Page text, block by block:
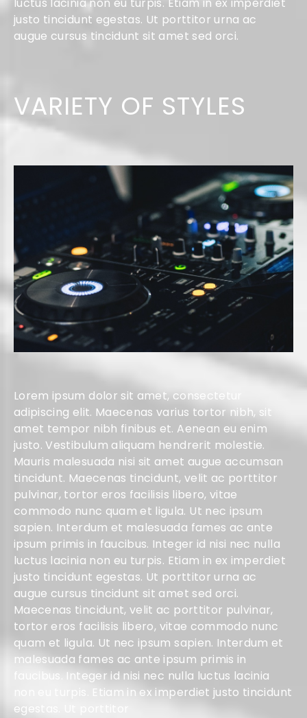
luctus lacinia non eu turpis. Etiam in ex imperdiet
justo tincidunt egestas. Ut porttitor urna ac
augue cursus tincidunt sit amet sed orci.
VARIETY OF STYLES
Lorem ipsum dolor sit amet, consectetur
adipiscing elit. Maecenas varius tortor nibh, sit
amet tempor nibh finibus et. Aenean eu enim
justo. Vestibulum aliquam hendrerit molestie.
Mauris malesuada nisi sit amet augue accumsan
tincidunt. Maecenas tincidunt, velit ac porttitor
pulvinar, tortor eros facilisis libero, vitae
commodo nunc quam et ligula. Ut nec ipsum
sapien. Interdum et malesuada fames ac ante
ipsum primis in faucibus. Integer id nisi nec nulla
luctus lacinia non eu turpis. Etiam in ex imperdiet
justo tincidunt egestas. Ut porttitor urna ac
augue cursus tincidunt sit amet sed orci.
Maecenas tincidunt, velit ac porttitor pulvinar,
tortor eros facilisis libero, vitae commodo nunc
quam et ligula. Ut nec ipsum sapien. Interdum et
malesuada fames ac ante ipsum primis in
faucibus. Integer id nisi nec nulla luctus lacinia
non eu turpis. Etiam in ex imperdiet justo tincidunt
egestas. Ut porttitor